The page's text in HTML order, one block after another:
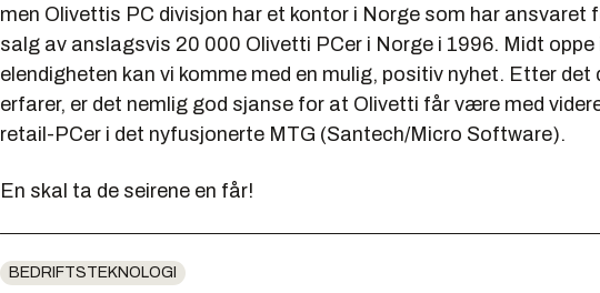
men Olivettis PC divisjon har et kontor i Norge som har ansvaret
salg av anslagsvis 20 000 Olivetti PCer i Norge i 1996. Midt oppe i
elendigheten kan vi komme med en mulig, positiv nyhet. Etter det
erfarer, er det nemlig god sjanse for at Olivetti får være med
retail-PCer i det nyfusjonerte MTG (Santech/Micro Software).
En skal ta de seirene en får!
BEDRIFTSTEKNOLOGI